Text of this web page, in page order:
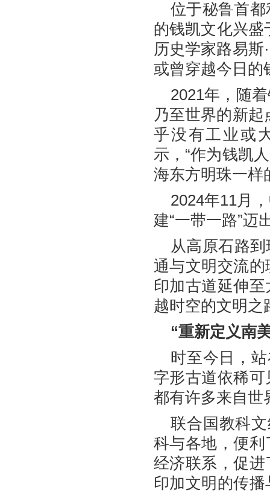
位于秘鲁首
的钱凯文化兴盛
历史学家路易斯
或曾穿越今日的
2021年，随
乃至世界的新
乎没有工业或
示，“作为钱凯
海东方明珠一样
2024年11月
建“一带一路”迈
从高原石路
通与文明交流
印加古道延伸
越时空的文明之
“重新定义南
时至今日，
字形古道依稀
都有许多来自世
联合国教科
科与各地，便
经济联系，促
印加文明的传